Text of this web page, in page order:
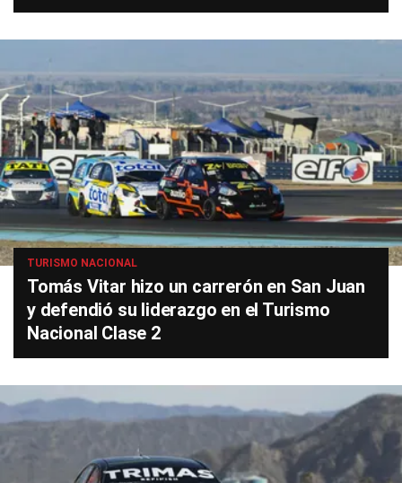
TURISMO NACIONAL
Tomás Vitar hizo un carrerón en San Juan
y defendió su liderazgo en el Turismo
Nacional Clase 2